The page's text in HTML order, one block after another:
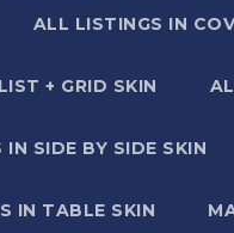
ALL LISTINGS IN
+ GRID SKIN
SIDE BY SIDE SKIN
IN TABLE SKIN